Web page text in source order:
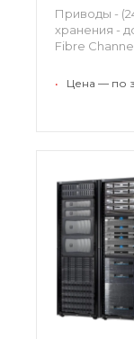
Приводы -
хранения -
Fibre
• Цена — по